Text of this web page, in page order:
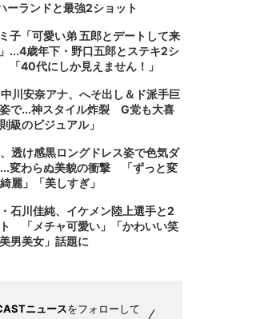
ーランドと最強2ショット
子「可愛い弟 五郎とデートして来
...4歳年下・野口五郎とステキ2シ
「40代にしか見えません！」
川安奈アナ、へそ出し＆ド派手巨
で...神スタイル炸裂 G党も大喜
級のビジュアル」
透け感黒ロングドレス姿で色気ダ
変わらぬ美貌の衝撃 「ずっと変
麗」「美しすぎ」
石川佳純、イケメン陸上選手と2
「メチャ可愛い」「かわいい笑
男美女」話題に
ニュースをフォローして